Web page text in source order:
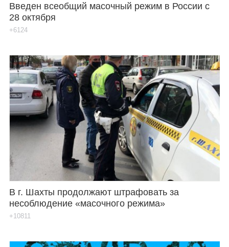
Введен всеобщий масочный режим в России с
28 октября
+6124
В г. Шахты продолжают штрафовать за
несоблюдение «масочного режима»
+10811